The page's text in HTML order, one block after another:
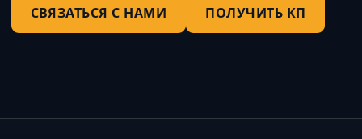
СВЯЗАТЬСЯ С НАМИ ПОЛУЧИТЬ КП